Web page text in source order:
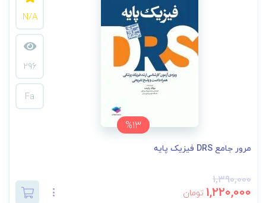
%13
N/A
296
Fa
مرور جامع DRS فیزیک پایه
1,390,000
1,220,000 تومان